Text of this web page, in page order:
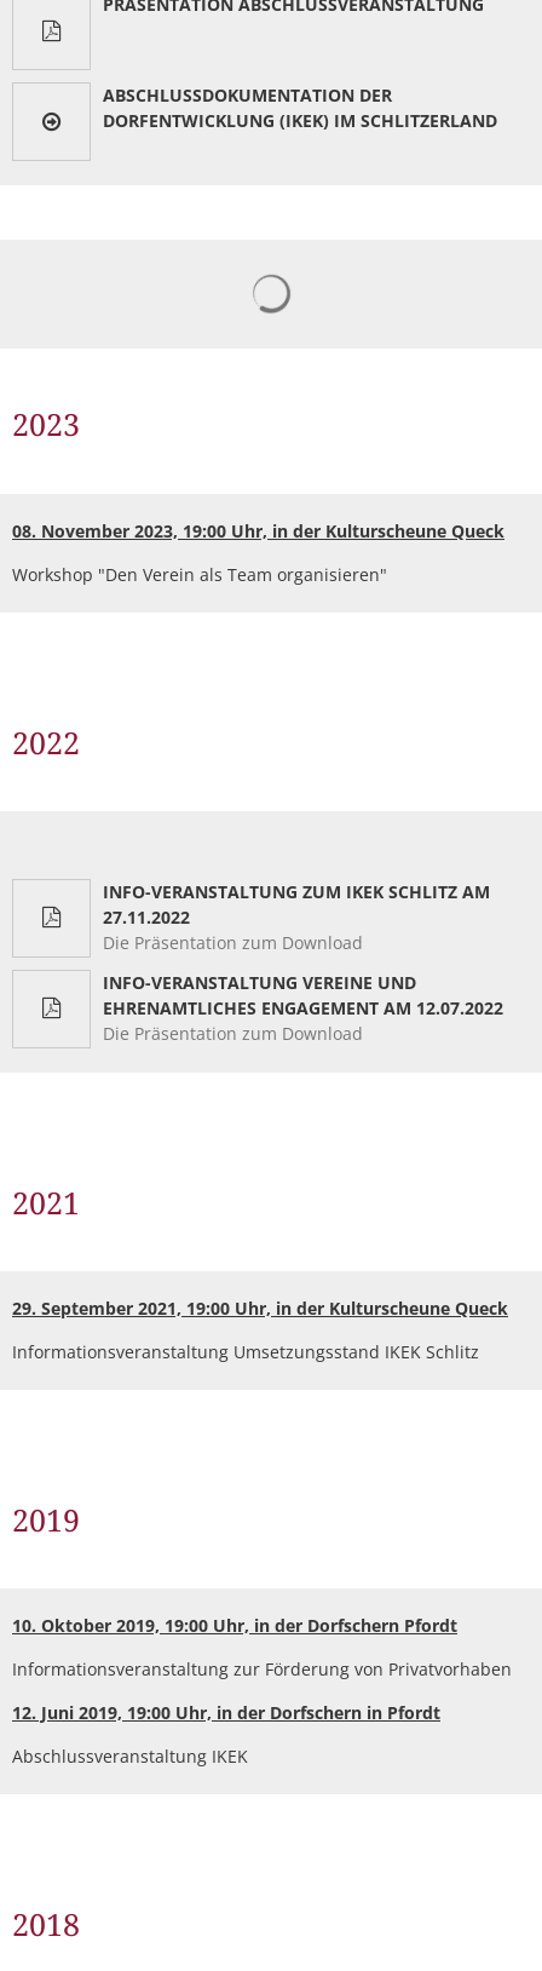
Bürgerhaus
Müllabfuhr
PRÄSENTATION ABSCHLUSSVERANSTALTUNG
ABSCHLUSSDOKUMENTATION DER
DORFENTWICKLUNG (IKEK) IM SCHLITZERLAND
2023
08. November 2023, 19:00 Uhr, in der Kulturscheune Queck
Workshop "Den Verein als Team organisieren"
2022
INFO-VERANSTALTUNG ZUM IKEK SCHLITZ AM
27.11.2022
Die Präsentation zum Download
INFO-VERANSTALTUNG VEREINE UND
EHRENAMTLICHES ENGAGEMENT AM 12.07.2022
Die Präsentation zum Download
2021
29. September 2021, 19:00 Uhr, in der Kulturscheune Queck
Informationsveranstaltung Umsetzungsstand IKEK Schlitz
2019
10. Oktober 2019, 19:00 Uhr, in der Dorfschern Pfordt
Informationsveranstaltung zur Förderung von Privatvorhaben
12. Juni 2019, 19:00 Uhr, in der Dorfschern in Pfordt
Abschlussveranstaltung IKEK
2018